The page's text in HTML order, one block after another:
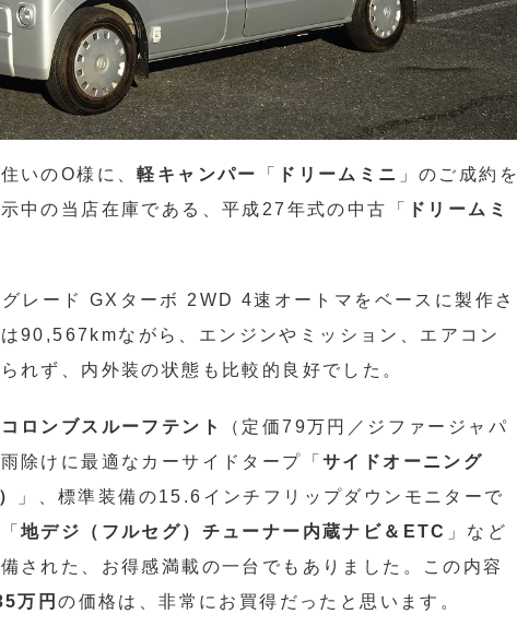
いのO様に、軽キャンパー 「 ドリームミニ 」のご成約を
中の当店在庫である、平成27年式の中古「
ドリームミ
レード GXターボ 2WD 4速オートマをベースに製作さ
90,567kmながら、エンジンやミッション、エアコン
れず、内外装の状態も比較的良好でした。
コロンブスルーフテント
（定価79万円／ジファージャパ
除けに最適なカーサイドタープ「 サイドオーニング
」、標準装備の15.6インチフリップダウンモニターで
地デジ（フルセグ）チューナー内蔵ナビ＆ETC 」など
された、お得感満載の一台でもありました。この内容
万円の価格は、非常にお買得だったと思います。